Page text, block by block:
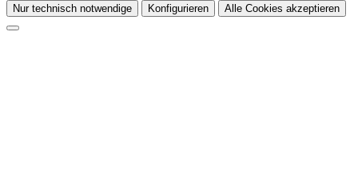
Nur technisch notwendige Konfigurieren Alle Cookies akzeptieren